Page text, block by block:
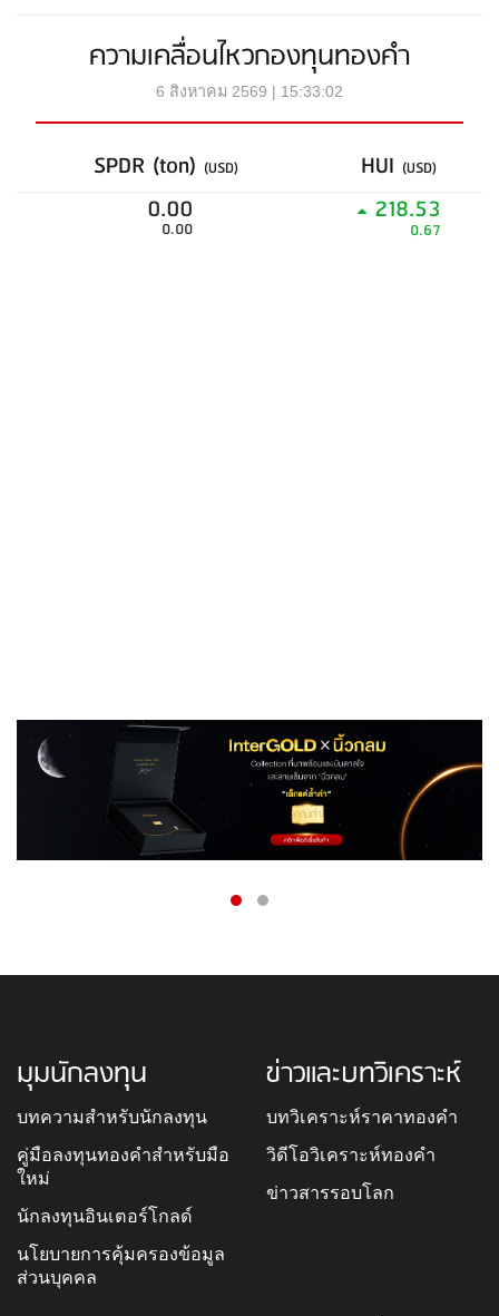
ความเคลื่อนไหวกองทุนทองคำ
6 สิงหาคม 2569 | 15:33:02
SPDR (ton) (USD) HUI (USD)
0.00
0.00
218.53
0.67
มุมนักลงทุน
บทความสำหรับนักลงทุน
คู่มือลงทุนทองคำสำหรับมือ
ใหม่
นักลงทุนอินเตอร์โกลด์
นโยบายการคุ้มครองข้อมูล
ส่วนบุคคล
ข่าวและบทวิเคราะห์
บทวิเคราะห์ราคาทองคำ
วิดีโอวิเคราะห์ทองคำ
ข่าวสารรอบโลก